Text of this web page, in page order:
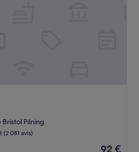
Bristol Pilning
(2 081 avis)
Le
92 €